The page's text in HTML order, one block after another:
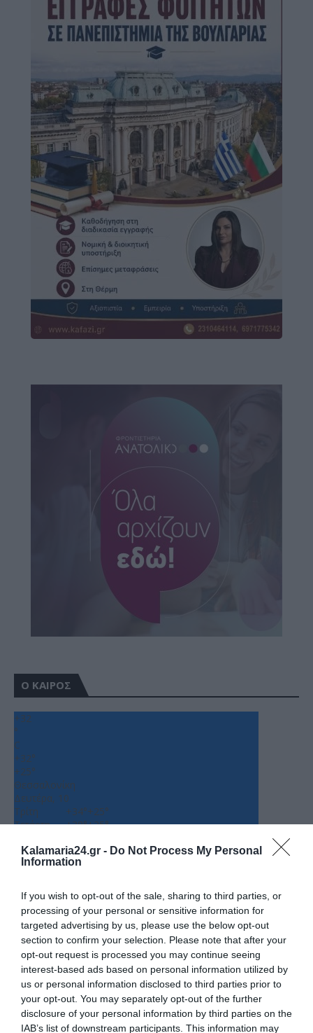
Kalamaria24.gr - Do Not Process My Personal
Information
If you wish to opt-out of the sale, sharing to third parties, or
processing of your personal or sensitive information for
targeted advertising by us, please use the below opt-out
section to confirm your selection. Please note that after your
opt-out request is processed you may continue seeing
interest-based ads based on personal information utilized by
us or personal information disclosed to third parties prior to
your opt-out. You may separately opt-out of the further
disclosure of your personal information by third parties on the
IAB’s list of downstream participants. This information may
Ο ΚΑΙΡΟΣ
+32
°
C
+32°
+25°
Θεσσαλονίκη
Δευτέρα, 10
Τρίτη
+34°+25°
Τετάρτη
+38°+25°
Παρασκευή+31°+24°
Σάββατο
+30°
Πρόγνωση για 7 μέρες